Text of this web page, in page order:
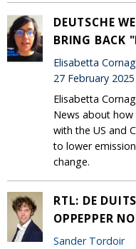
DEUTSCHE
BRING BACK
Elisabetta
27 February 2025
Elisabetta
News about
with the US and
to lower
change.
RTL: DE
OPPEPPER
Sander Tordoir